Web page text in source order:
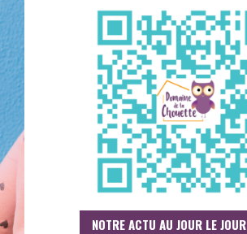
NOTRE ACTU AU JOUR LE JOUR